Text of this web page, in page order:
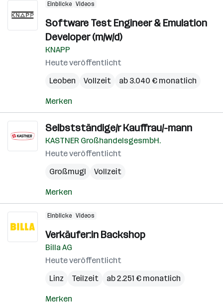
Einblicke Videos
Software Test Engineer & Emulation
Developer (m/w/d)
KNAPP
Heute veröffentlicht
Leoben
Vollzeit ab 3.040 € monatlich
Merken
Selbstständige/r Kauffrau/-mann
KASTNER GroßhandelsgesmbH.
Heute veröffentlicht
Großmugl
Vollzeit
Merken
Einblicke Videos
Verkäufer:in Backshop
Billa AG
Heute veröffentlicht
Linz
Teilzeit ab 2.251 € monatlich
Merken